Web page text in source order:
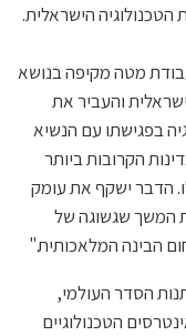
הישראלית.
מטה מקיפה בנושא
והעביר את
בפגישתו עם הנשיא
שישראל תשולב במעגל 18 המדינות הקרובות ביותר
הדבר ישקף את עומק
המשך שגשוגה של
הבינה המלאכותית."
הסדר העולמי,
הטכנולוגיים